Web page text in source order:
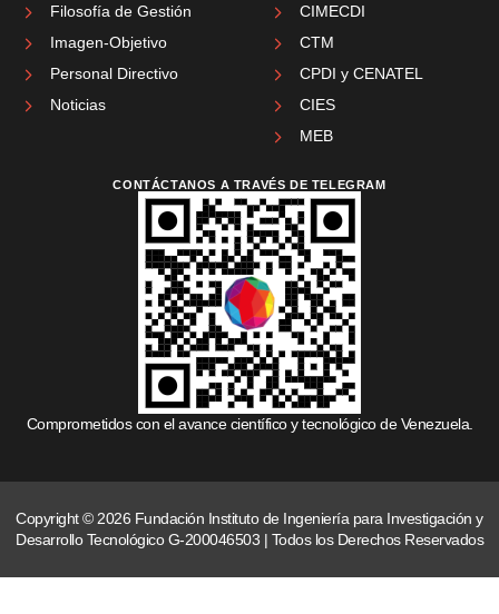
Filosofía de Gestión
Imagen-Objetivo
Personal Directivo
Noticias
CIMECDI
CTM
CPDI y CENATEL
CIES
MEB
CONTÁCTANOS A TRAVÉS DE TELEGRAM
Comprometidos con el avance científico y tecnológico de Venezuela.
Copyright © 2026 Fundación Instituto de Ingeniería para Investigación y
Desarrollo Tecnológico G-200046503 | Todos los Derechos Reservados